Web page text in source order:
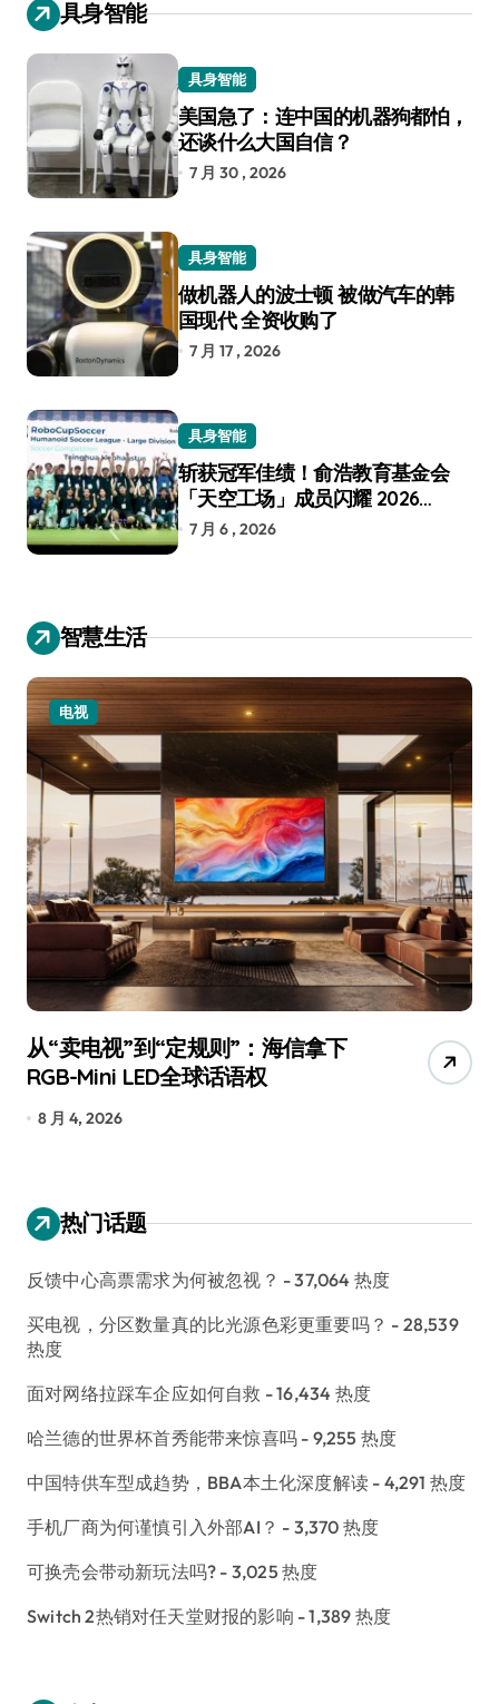
具身智能
具身智能
美国急了：连中国的机器狗都怕，
还谈什么大国自信？
7 月 30 , 2026
具身智能
做机器人的波士顿 被做汽车的韩
国现代 全资收购了
7 月 17 , 2026
具身智能
斩获冠军佳绩！俞浩教育基金会
「天空工场」成员闪耀 2026
RoboCup 机器人世界杯
7 月 6 , 2026
智慧生活
电视
从“卖电视”到“定规则”：海信拿下
RGB-Mini LED全球话语权
8 月 4, 2026
热门话题
反馈中心高票需求为何被忽视？ - 37,064 热度
买电视，分区数量真的比光源色彩更重要吗？ - 28,539
热度
面对网络拉踩车企应如何自救 - 16,434 热度
哈兰德的世界杯首秀能带来惊喜吗 - 9,255 热度
中国特供车型成趋势，BBA本土化深度解读 - 4,291 热度
手机厂商为何谨慎引入外部AI？ - 3,370 热度
可换壳会带动新玩法吗? - 3,025 热度
Switch 2热销对任天堂财报的影响 - 1,389 热度